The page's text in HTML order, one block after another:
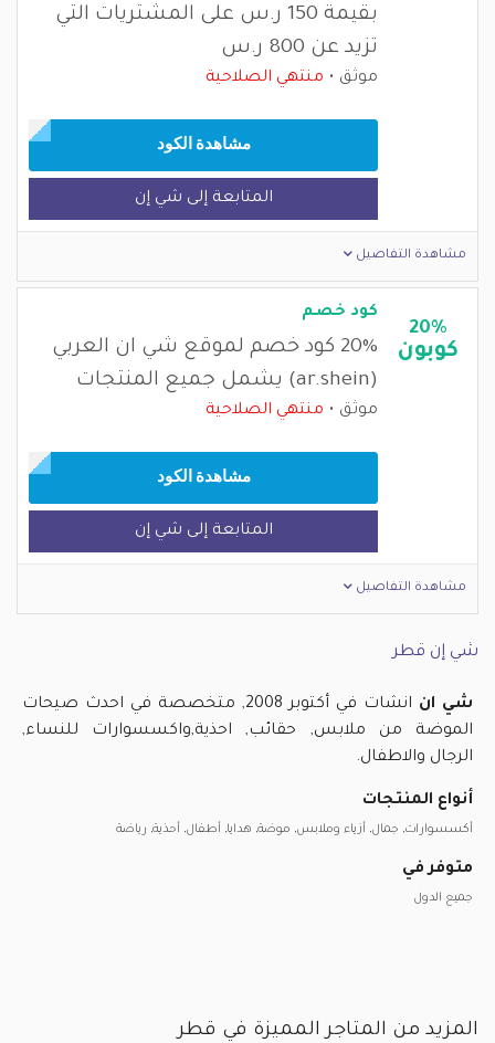
بقيمة 150 ر.س على المشتريات التي
تزيد عن 800 ر.س
موثق منتهي الصلاحية
مشاهدة الكود
المتابعة إلى شي إن
مشاهدة التفاصيل
20%
كوبون
كود خصم
20% كود خصم لموقع شي ان العربي
(ar.shein) يشمل جميع المنتجات
موثق منتهي الصلاحية
مشاهدة الكود
المتابعة إلى شي إن
مشاهدة التفاصيل
شي إن قطر
شي ان
انشات في أكتوبر 2008, متخصصة في احدث صيحات
الموضة من ملابس, حقائب, احذية,واكسسوارات للنساء,
الرجال والاطفال.
أنواع المنتجات
أكسسوارات, جمال, أزياء وملابس, موضة, هدايا, أطفال, أحذية, رياضة
متوفر في
جميع الدول
المزيد من المتاجر المميزة في قطر